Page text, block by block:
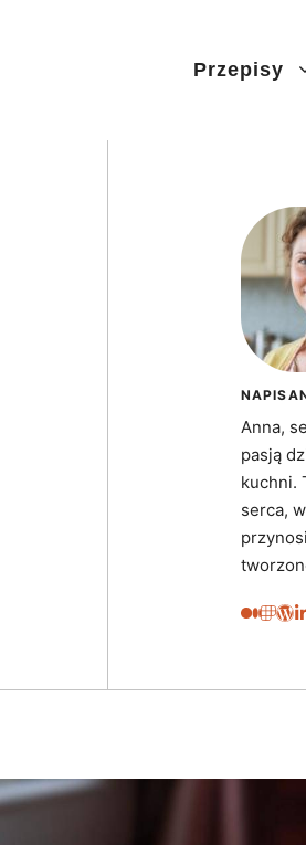
Przepisy
Anna,
pasją
kuchni.
serca,